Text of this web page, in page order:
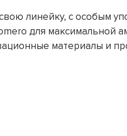
линейку, с особым
для максимальной
материалы и